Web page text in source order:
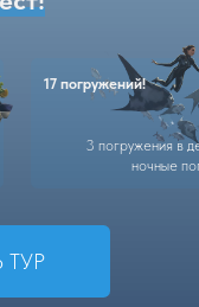
17 погружений!
3 погружения в день и доп.
ночные погружения